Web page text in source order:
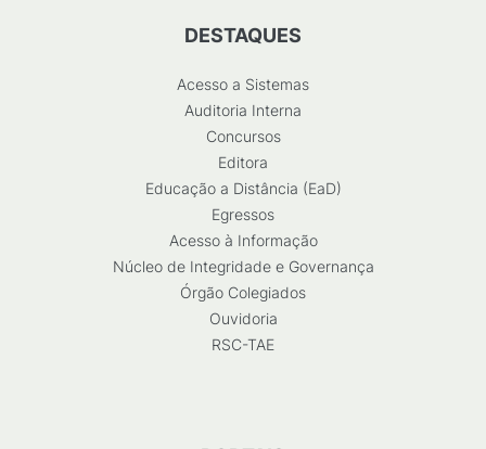
DESTAQUES
Acesso a Sistemas
Auditoria Interna
Concursos
Editora
Educação a Distância (EaD)
Egressos
Acesso à Informação
Núcleo de Integridade e Governança
Órgão Colegiados
Ouvidoria
RSC-TAE